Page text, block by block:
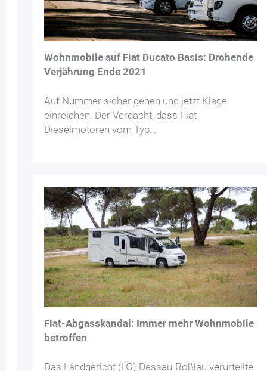
Wohnmobile auf Fiat Ducato Basis: Drohende
Verjährung Ende 2021
Auf Nummer sicher gehen und jetzt Klage
einreichen. Der Verdacht, dass Fiat
Dieselmotoren vom Typ…
Fiat-Abgasskandal: Immer mehr Wohnmobile
betroffen
Das Landgericht (LG) Dessau-Roßlau verurteilte